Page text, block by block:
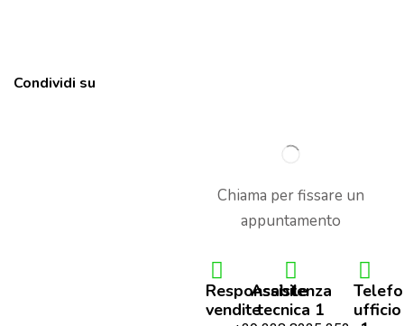
Condividi su
Chiama per fissare un
appuntamento
Responsabile
vendite
Assistenza
tecnica 1
ufficio